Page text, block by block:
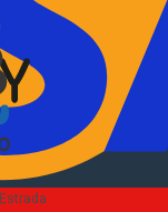
Estrada